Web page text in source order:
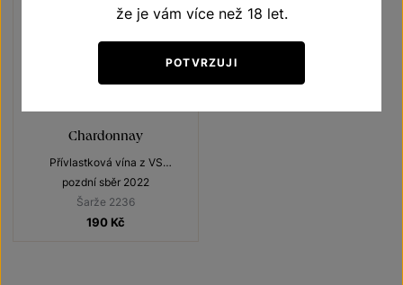
Chardonnay
Přívlastková vína z VS
Lechovice
pozdní sběr 2022
Šarže 2236
190 Kč
že je vám více než 18 let.
POTVRZUJI